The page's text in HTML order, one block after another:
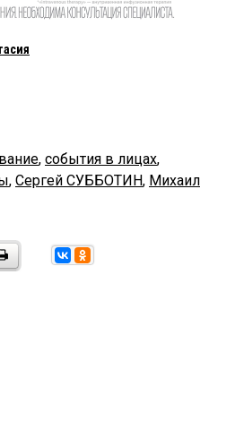
, события в лицах,
, Сергей СУББОТИН, Михаил